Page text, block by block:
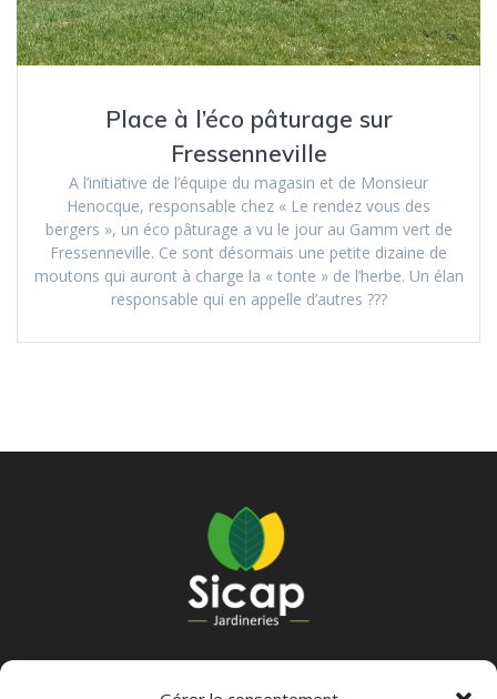
Place à l’éco pâturage sur
Fressenneville
A l’initiative de l’équipe du magasin et de Monsieur
Henocque, responsable chez « Le rendez vous des
bergers », un éco pâturage a vu le jour au Gamm vert de
Fressenneville. Ce sont désormais une petite dizaine de
moutons qui auront à charge la « tonte » de l’herbe. Un élan
responsable qui en appelle d’autres ???
80 332 LONGUEAU Cedex